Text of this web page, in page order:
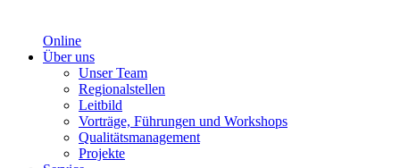
Online
Über uns
Unser Team
Regionalstellen
Leitbild
Vorträge, Führungen und Workshops
Qualitätsmanagement
Projekte